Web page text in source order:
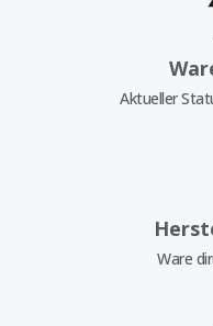
Aktueller
Ware